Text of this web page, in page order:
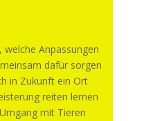
Anpassungen
dafür sorgen
in Zukunft ein Ort
reiten lernen
mit Tieren